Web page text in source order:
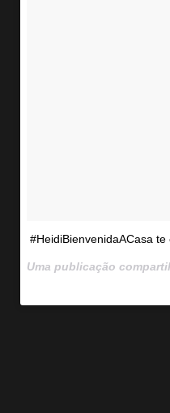
#HeidiBienvenidaACasa
Uma publicação compartilhada